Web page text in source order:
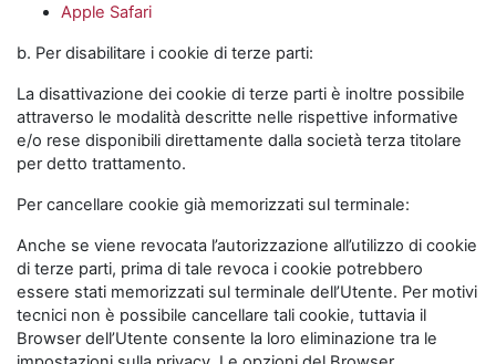
Apple Safari
b. Per disabilitare i cookie di terze parti:
La disattivazione dei cookie di terze parti è inoltre possibile
attraverso le modalità descritte nelle rispettive informative
e/o rese disponibili direttamente dalla società terza titolare
per detto trattamento.
Per cancellare cookie già memorizzati sul terminale:
Anche se viene revocata l’autorizzazione all’utilizzo di cookie
di terze parti, prima di tale revoca i cookie potrebbero
essere stati memorizzati sul terminale dell’Utente. Per motivi
tecnici non è possibile cancellare tali cookie, tuttavia il
Browser dell’Utente consente la loro eliminazione tra le